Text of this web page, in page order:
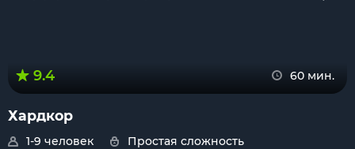
9.4 60 мин.
Хардкор
1-9 человек
Простая сложность